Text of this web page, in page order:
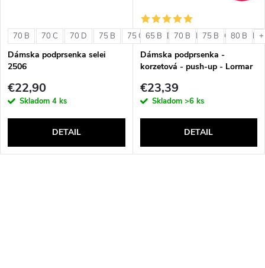
70 B 70 C 70 D 75 B 75 C 75 D 80 B 80 C 80 D
Dámska podprsenka selei
2506
€22,90
Skladom 4 ks
DETAIL
65 B 70 B 75 B 80 B
Dámska podprsenka -
korzetová - push-up - Lormar
€23,39
Skladom >6 ks
DETAIL